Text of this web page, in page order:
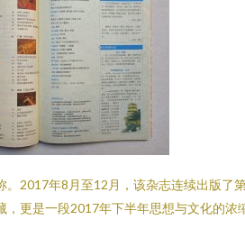
2017年8月至12月，该杂志连续出版
更是一段2017年下半年思想与文化的浓